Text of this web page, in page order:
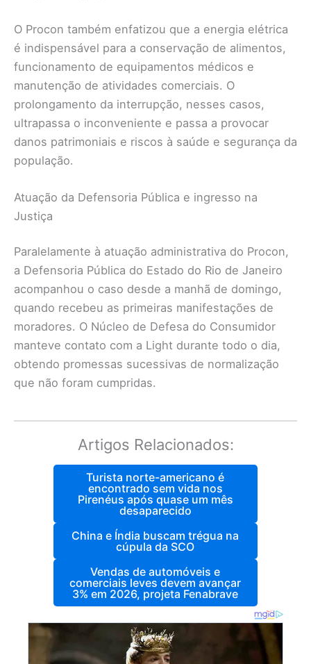
O Procon também enfatizou que a energia elétrica
é indispensável para a conservação de alimentos,
funcionamento de equipamentos médicos e
manutenção de atividades comerciais. O
prolongamento da interrupção, nesses casos,
ultrapassa o inconveniente e passa a provocar
danos patrimoniais e riscos à saúde e segurança da
população.
Atuação da Defensoria Pública e ingresso na
Justiça
Paralelamente à atuação administrativa do Procon,
a Defensoria Pública do Estado do Rio de Janeiro
acompanhou o caso desde a manhã de domingo,
quando recebeu as primeiras manifestações de
moradores. O Núcleo de Defesa do Consumidor
manteve contato com a Light durante todo o dia,
obtendo promessas sucessivas de normalização
que não foram cumpridas.
Artigos Relacionados:
Turista norte-americano é
encontrado sem vida nos
Pirenéus após quase um mês
desaparecido
China e Índia buscam trégua na
cúpula da SCO
Vendas de automóveis e
comerciais leves devem avançar
3% em 2026, projeta Fenabrave